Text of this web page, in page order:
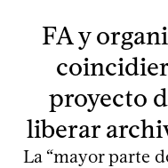
FA y
proyecto
liberar
La “mayor parte